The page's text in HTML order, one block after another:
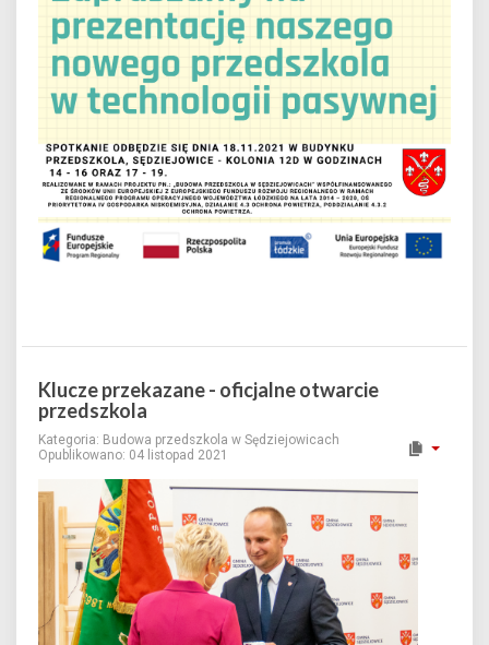
Klucze przekazane - oficjalne otwarcie
przedszkola
Kategoria: Budowa przedszkola w Sędziejowicach
Opublikowano: 04 listopad 2021